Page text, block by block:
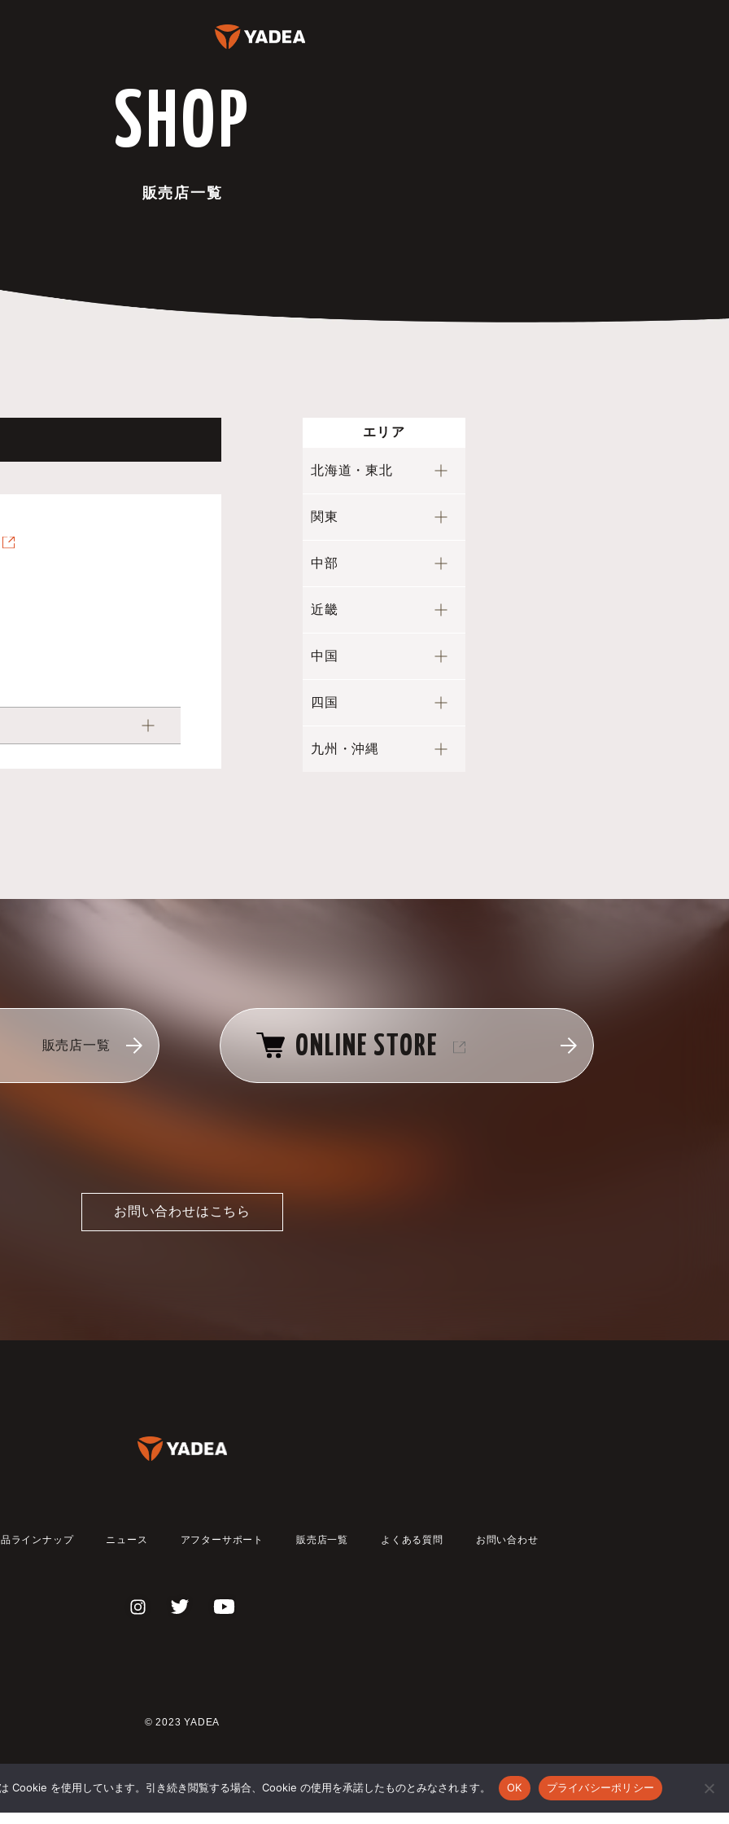
SHOP
販売店一覧
エリア
北海道・東北
関東
中部
近畿
中国
四国
九州・沖縄
販売店一覧 ONLINE STORE
お問い合わせはこちら
ラインナップ ニュース アフターサポート 販売店一覧 よくある質問 お問い合わせ
© 2023 YADEA
Cookie を使用しています。引き続き閲覧する場合、Cookie の使用を承諾したものとみなされます。 OK プライバシーポリシー